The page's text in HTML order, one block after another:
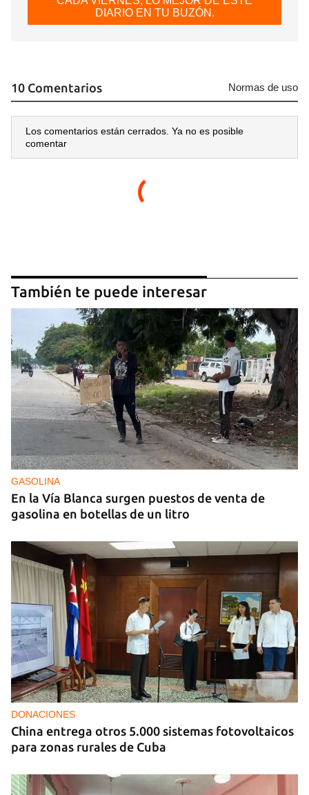
Para poder guardar como favorito, primero has de
iniciar sesión con tu cuenta de 14ymedio.
DIARIO EN TU BUZÓN.
10 Comentarios Normas de uso
Los comentarios están cerrados. Ya no es posible
comentar
También te puede interesar
GASOLINA
En la Vía Blanca surgen puestos de venta de
gasolina en botellas de un litro
DONACIONES
China entrega otros 5.000 sistemas fotovoltaicos
para zonas rurales de Cuba